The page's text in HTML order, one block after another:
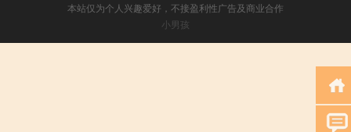
本站仅为个人兴趣爱好，不接盈利性广告及商业合作
小男孩